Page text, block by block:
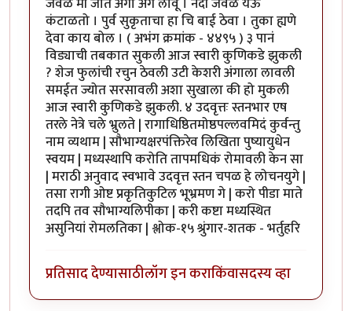
कंटाळतो । पुर्व सुकृताचा हा चि बाई ठेवा । तुका ह्यणे
देवा काय बोल । ( अभंग क्रमांक - ४४९५ ) ३ पानं
विड्याची तबकात सुकली आज स्वारी कुणिकडे झुकली
? शेज फुलांची रचुन ठेवली उटी केशरी अंगाला लावली
समईत ज्योत सरसावली अशा सुखाला की हो मुकली
आज स्वारी कुणिकडे झुकली. ४ उदवृत्तः स्तनभार एष
तरले नेत्रे चले भ्रुलते | रागाधिष्ठितमोष्ठपल्लवमिदं कुर्वन्तु
नाम व्यथाम | सौभाग्यक्षरपंक्तिरेव लिखिता पुष्यायुधेन
स्वयम | मध्यस्थापि करोति तापमधिकं रोमावली केन सा
| मराठी अनुवाद स्वभावे उदवृत्त स्तन चपळ हे लोचनयुगे |
तसा रागी ओष्ट प्रकृतिकुटिल भूभ्रमण गे | करो पीडा माते
तदपि तव सौभाग्यलिपीका | करी कष्टा मध्यस्थित
असुनियां रोमलतिका | श्लोक-१५ श्रुंगार-शतक - भर्तुहरि
प्रतिसाद देण्यासाठीलॉग इन कराकिंवासदस्य व्हा